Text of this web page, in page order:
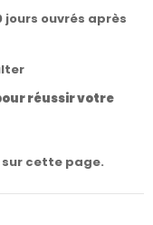
jours ouvrés après
réussir votre
cette page.